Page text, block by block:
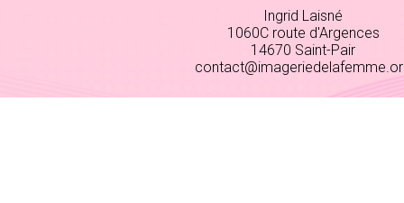
Ingrid Laisné
1060C route d'Argences
14670 Saint-Pair